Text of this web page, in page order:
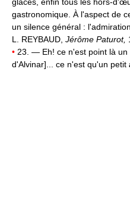
gastronomique. À l'aspect de
un silence général :
L. REYBAUD, Jérôme Paturot,
• 23. — Eh! ce n'est point là un
d'Alvinar]... ce n'est qu'un petit